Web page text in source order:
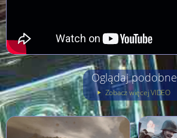
Oglądaj podobne
Zobacz więcej VIDEO